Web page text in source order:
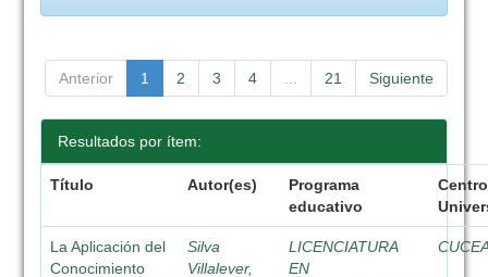
Anterior 1 2 3 4 21 Siguiente
Resultados por ítem:
Título Autor(es)
Programa
educativo
Centro
La Aplicación del
Conocimiento
Silva
Villalever,
LICENCIATURA
EN